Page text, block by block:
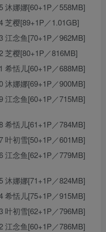
沐娜娜[60+1P／558MB]
芝樱[89+1P／1.01GB]
江念鱼[70+1P／962MB]
芝樱[80+1P／816MB]
希恬儿[60+1P／688MB]
沐娜娜[69+1P／900MB]
江念鱼[60+1P／715MB]
希恬儿[61+1P／784MB]
叶初雪[50+1P／601MB]
江念鱼[62+1P／779MB]
沐娜娜[71+1P／824MB]
希恬儿[75+1P／915MB]
叶初雪[62+1P／796MB]
江念鱼[60+1P／786MB]